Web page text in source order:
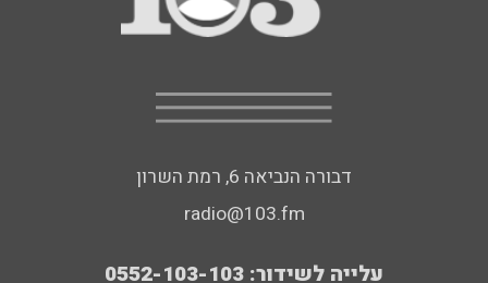
דבורה הנביאה 6, רמת השרון
radio@103.fm
עלייה לשידור: 0552-103-103